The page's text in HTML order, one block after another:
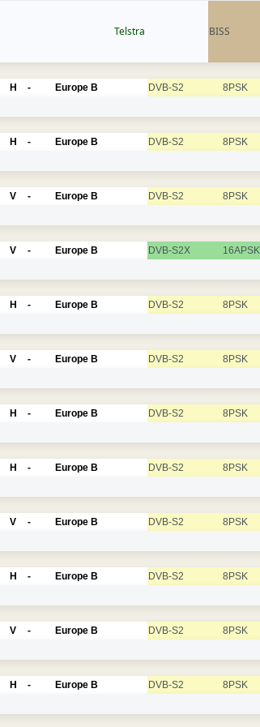
Telstra BISS
H - Europe B DVB-S2 8PSK
H - Europe B DVB-S2 8PSK
V - Europe B DVB-S2 8PSK
V - Europe B DVB-S2X 16APSK
H - Europe B DVB-S2 8PSK
V - Europe B DVB-S2 8PSK
H - Europe B DVB-S2 8PSK
H - Europe B DVB-S2 8PSK
V - Europe B DVB-S2 8PSK
H - Europe B DVB-S2 8PSK
V - Europe B DVB-S2 8PSK
H - Europe B DVB-S2 8PSK